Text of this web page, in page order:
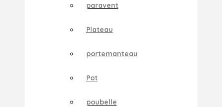
paravent
Plateau
portemanteau
Pot
poubelle